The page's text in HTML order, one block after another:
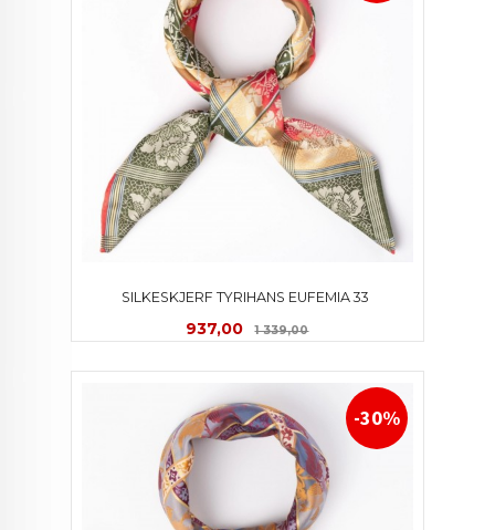
SILKESKJERF TYRIHANS EUFEMIA 33
Tilbud
937,00 1 339,00Rabatt
-30%